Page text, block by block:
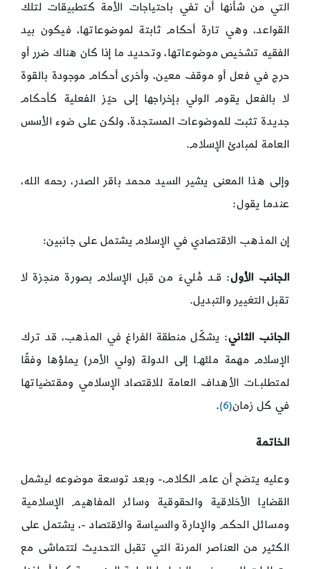
التي من شأنها أن تفي باحتياجات الأمة كتطبيقات لتلك
القواعد، وهي تارة أحكام ثابتة لموضوعاتها، فيكون بيد
الفقيه تشخيص موضوعاتها، وتحديد ما إذا كان هناك ضرر أو
حرج في فعل أو موقف معين، وأخرى أحكام موجودة بالقوة
لا بالفعل يقوم الولي بإخراجها إلى حيّز الفعلية كأحكام
جديدة تثبت للموضوعات المستجدة، ولكن على ضوء الأسس
العامة لمبادئ الإسلام.
وإلى هذا المعنى يشير السيد محمد باقر الصدر، رحمه الله،
عندما يقول:
إن المذهب الاقتصادي في الإسلام يشتمل على جانبين:
الجانب الأول: قـد مُليءَ من قبل الإسلام بصورة منجزة لا
تقبل التغيير والتبديل.
الجانب الثاني: يشكّل منطقة الفراغ في المذهب، قد ترك
الإسلام مهمة ملئهـا إلى الدولة (ولي الأمر) يملؤها وفقًا
لمتطلبـات الأهداف العامة للاقتصاد الإسلامي ومقتضياتها
في كل زمان(6)
.
الخاتمة
وعليه يتضح أن علم الكلام،- وبعد توسعة موضوعه ليشمل
القضايا الأخلاقية والحقوقية وسائر المفاهيم الإسلامية
ومسائل الحكم والإدارة والسياسة والاقتصاد -، يشتمل على
الكثير من العناصر المرنة التي تقبل التحديث لتتماشى مع